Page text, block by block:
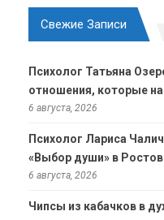
Свежие Записи
Психолог Татьяна
отношения, которые
6 августа, 2026
Психолог Лариса
«Выбор души» в
6 августа, 2026
Чипсы из кабачков в